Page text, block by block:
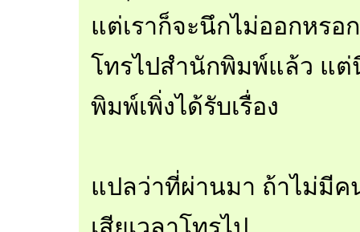
แต่เราก็จะนึกไม่ออกหร
โทรไปสำนักพิมพ์แล้ว แต่
พิมพ์เพิ่งได้รับเรื่อง
แปลว่าที่ผ่านมา ถ้าไม่มีค
เสียเวลาโทรไป